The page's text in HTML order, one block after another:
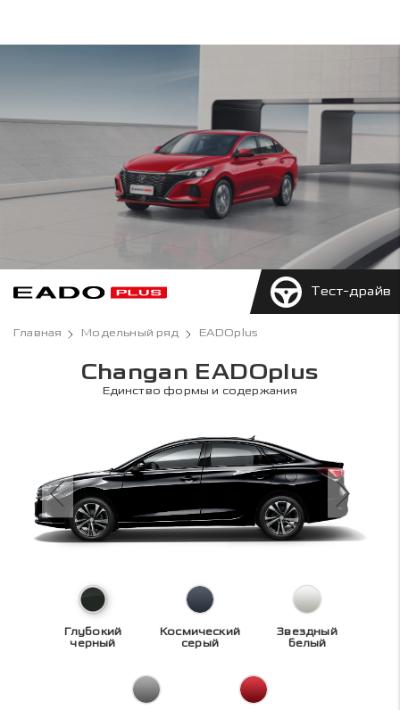
Тест-драйв
Главная Модельный ряд EADOplus
Changan EADOplus
Единство формы и содержания
Глубокий
черный
Космический
серый
Звездный
белый